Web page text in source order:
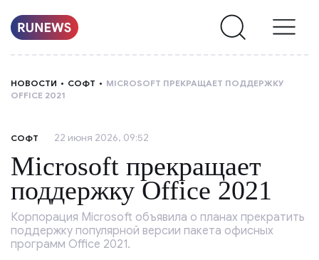
О
НАС
НОВОСТИ СОФТ
MICROSOFT ПРЕКРАЩАЕТ ПОДДЕРЖКУ
OFFICE 2021
СОФТ 22 июня 2026, 09:52
Microsoft прекращает
поддержку Office 2021
Корпорация Microsoft объявила о планах прекратить
поддержку популярной версии пакета офисных
программ Office 2021.